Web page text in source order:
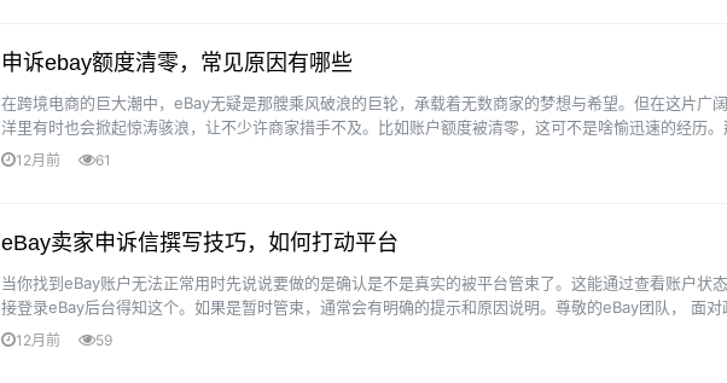
申诉ebay额度清零，常见原因有哪些
在跨境电商的巨大潮中，eBay无疑是那艘乘风破浪的巨轮，承载着无数商家的梦想与希望。但在这片广
洋里有时也会掀起惊涛骇浪，让不少许商家措手不及。比如账户额度被清零，这可不是啥愉迅速的经历。
让我们一起来揭开这玩意儿谜团，看看有哪些常见···
12月前 61
eBay卖家申诉信撰写技巧，如何打动平台
当你找到eBay账户无法正常用时先说说要做的是确认是不是真实的被平台管束了。这能通过查看账户状
接登录eBay后台得知这个。如果是暂时管束，通常会有明确的提示和原因说明。尊敬的eBay团队， 面对
违规的挑战，作为在eBay平台进行卖···
12月前 59